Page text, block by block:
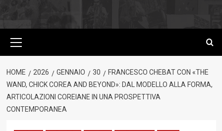
principale
HOME 2026 GENNAIO 30
FRANCESCO CHEBAT CON «THE
WAND, CHICK COREA AND BEYOND»: DAL MODELLO ALLA FORMA,
ARTICOLAZIONI COREIANE IN UNA PROSPETTIVA
CONTEMPORANEA